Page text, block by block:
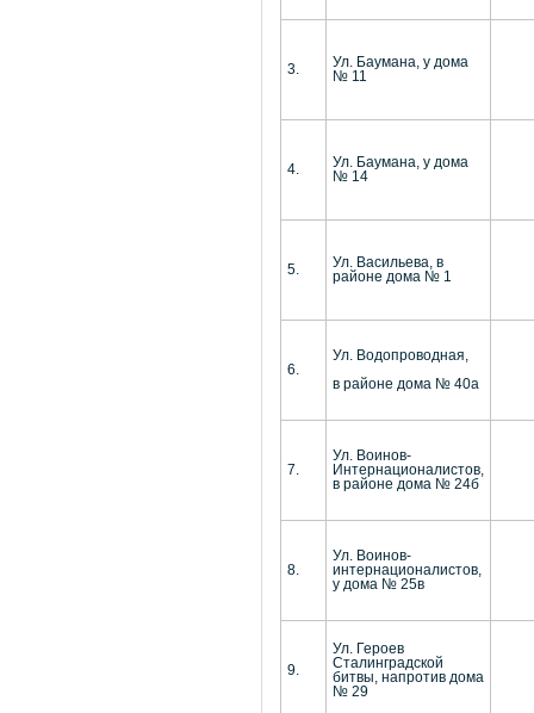
3.
Ул. Баумана, у дома
№ 11
4.
Ул. Баумана, у дома
№ 14
5.
Ул. Васильева, в
районе дома № 1
6.
Ул. Водопроводная,
в районе дома № 40а
7.
Ул. Воинов-
Интернационалистов,
в районе дома № 24б
8.
Ул. Воинов-
интернационалистов,
у дома № 25в
9.
Ул. Героев
Сталинградской
битвы, напротив дома
№ 29